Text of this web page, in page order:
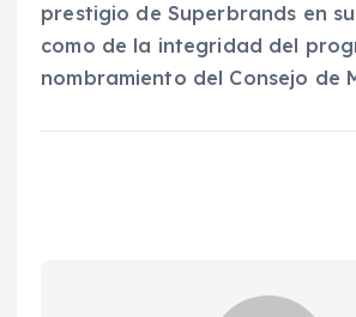
prestigio de Superbrands en
como de la integridad del
nombramiento del Consejo de